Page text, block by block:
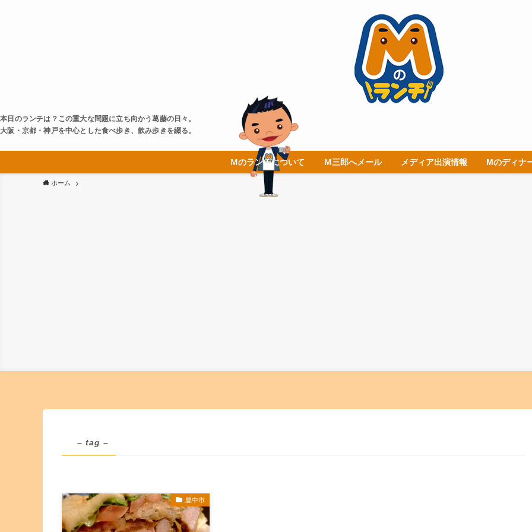
本日のランチは？この重大な問題に立ち向かう葛藤の日々。
大阪・京都・神戸を中心とした食べ歩き、飲み歩きを綴る。
Ｍのランチについて Ｍ三郎へメール メディア出演情報 Mのディナ
ホーム
– tag –
豊中市